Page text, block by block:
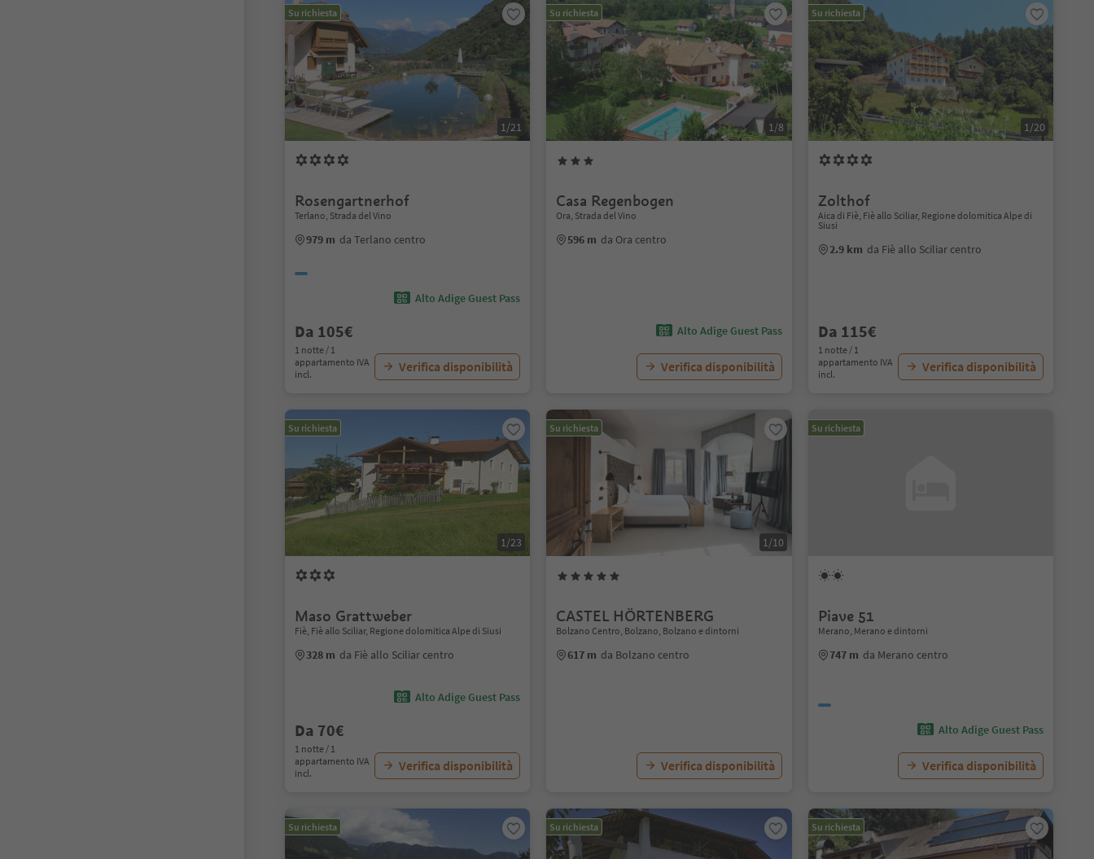
Su richiesta
1/21
Rosengartnerhof
Terlano, Strada del Vino
979 m da Terlano centro
Alto Adige Guest Pass
Da 105€
1 notte / 1
appartamento IVA
incl.
Verifica disponibilità
Su richiesta
1/8
Casa Regenbogen
Ora, Strada del Vino
596 m da Ora centro
Alto Adige Guest Pass
Verifica disponibilità
Su richiesta
1/20
Zolthof
Aica di Fiè, Fiè allo Sciliar, Regione dolomitica Alpe di
Siusi
2.9 km da Fiè allo Sciliar centro
Da 115€
1 notte / 1
appartamento IVA
incl.
Verifica disponibilità
Su richiesta
1/23
Maso Grattweber
Fiè, Fiè allo Sciliar, Regione dolomitica Alpe di Siusi
328 m da Fiè allo Sciliar centro
Alto Adige Guest Pass
Da 70€
1 notte / 1
appartamento IVA
incl.
Verifica disponibilità
Su richiesta
1/10
CASTEL HÖRTENBERG
Bolzano Centro, Bolzano, Bolzano e dintorni
617 m da Bolzano centro
Verifica disponibilità
Su richiesta
Piave 51
Merano, Merano e dintorni
747 m da Merano centro
Alto Adige Guest Pass
Verifica disponibilità
Su richiesta Su richiesta Su richiesta